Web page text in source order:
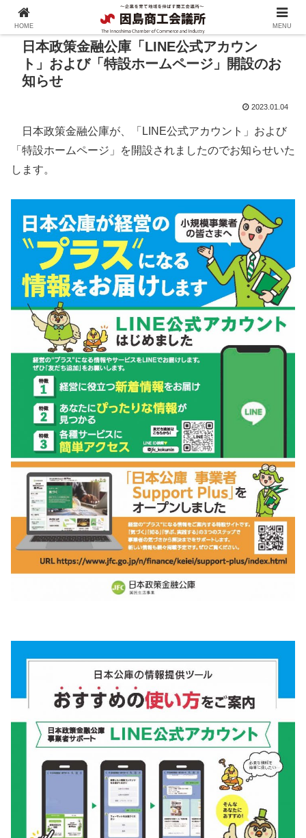
日本政策金融公庫「LINE公式アカウン
ト」および「特設ホームページ」開設のお
知らせ
2023.01.04
日本政策金融公庫が、「LINE公式アカウント」および
「特設ホームページ」を開設されましたのでお知らせいた
します。
HOME MENU